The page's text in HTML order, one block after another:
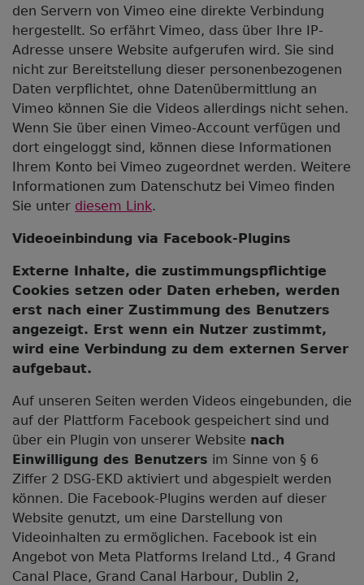
den Servern von Vimeo eine direkte Verbindung
hergestellt. So erfährt Vimeo, dass über Ihre IP-
Adresse unsere Website aufgerufen wird. Sie sind
nicht zur Bereitstellung dieser personenbezogenen
Daten verpflichtet, ohne Datenübermittlung an
Vimeo können Sie die Videos allerdings nicht sehen.
Wenn Sie über einen Vimeo-Account verfügen und
dort eingeloggt sind, können diese Informationen
Ihrem Konto bei Vimeo zugeordnet werden. Weitere
Informationen zum Datenschutz bei Vimeo finden
Sie unter diesem Link.
Videoeinbindung via Facebook-Plugins
Externe Inhalte, die zustimmungspflichtige
Cookies setzen oder Daten erheben, werden
erst nach einer Zustimmung des Benutzers
angezeigt. Erst wenn ein Nutzer zustimmt,
wird eine Verbindung zu dem externen Server
aufgebaut.
Auf unseren Seiten werden Videos eingebunden, die
auf der Plattform Facebook gespeichert sind und
über ein Plugin von unserer Website nach
Einwilligung des Benutzers im Sinne von § 6
Ziffer 2 DSG-EKD aktiviert und abgespielt werden
können. Die Facebook-Plugins werden auf dieser
Website genutzt, um eine Darstellung von
Videoinhalten zu ermöglichen. Facebook ist ein
Angebot von Meta Platforms Ireland Ltd., 4 Grand
Canal Place, Grand Canal Harbour, Dublin 2,